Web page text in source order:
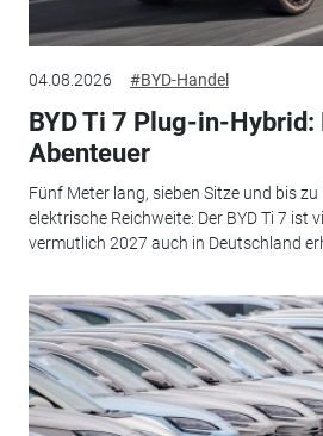
04.08.2026 #BYD-Handel
BYD Ti 7 Plug-in-Hybrid:
Abenteuer
Fünf Meter lang, sieben Sitze und bis
elektrische Reichweite: Der BYD Ti 7 ist
vermutlich 2027 auch in Deutschland